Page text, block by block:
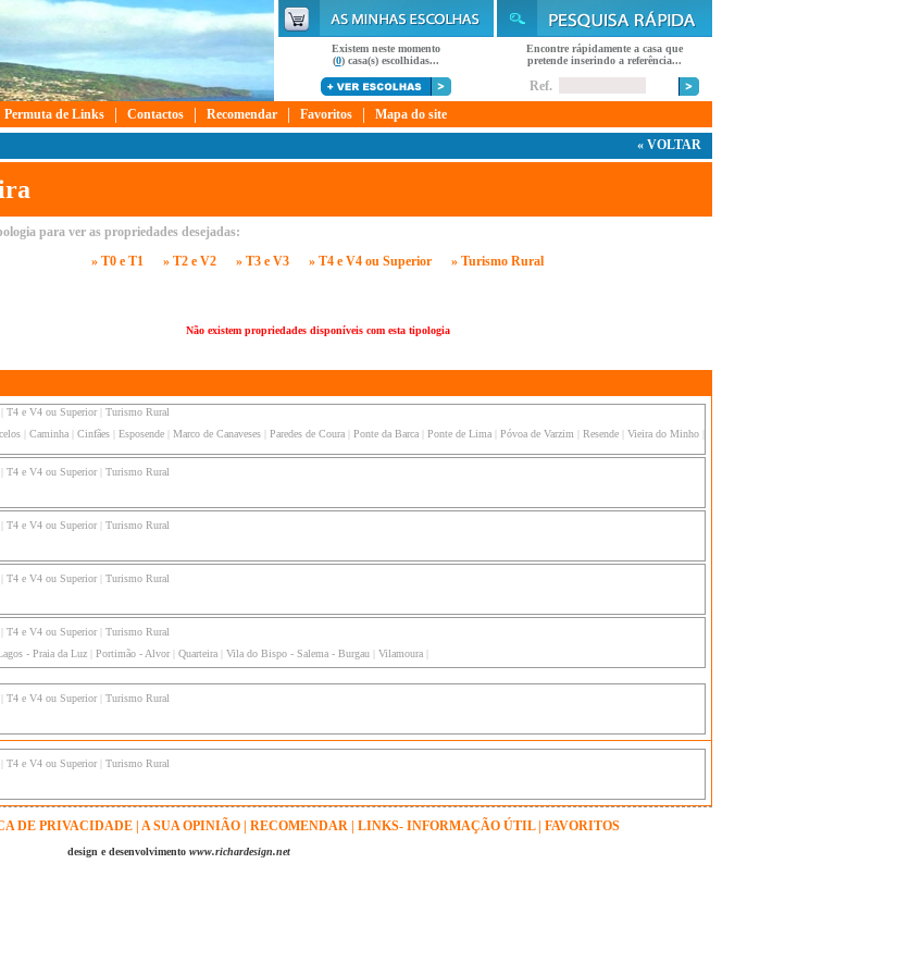
Existem neste momento
(0) casa(s) escolhidas...
Encontre rápidamente a casa que
pretende inserindo a referência...
Ref.
Permuta de Links | Contactos | Recomendar | Favoritos |
Mapa do site
« VOLTAR
para ver as propriedades desejadas:
» T0 e T1
» T2 e V2 » T3 e V3 » T4 e V4 ou Superior
» Turismo Rural
Não existem propriedades disponíveis com esta tipologia
T4 e V4 ou Superior| Turismo Rural
Caminha Cinfães Esposende Marco de Canaveses Paredes de Coura Ponte da Barca Ponte de Lima Póvoa de Varzim Resende Vieira do Minho
T4 e V4 ou Superior| Turismo Rural
T4 e V4 ou Superior| Turismo Rural
T4 e V4 ou Superior| Turismo Rural
T4 e V4 ou Superior| Turismo Rural
- Praia da Luz Portimão - Alvor| Quarteira Vila do Bispo - Salema - Burgau Vilamoura
T4 e V4 ou Superior| Turismo Rural
T4 e V4 ou Superior| Turismo Rural
DE PRIVACIDADE| A SUA OPINIÃO| RECOMENDAR| LINKS- INFORMAÇÃO ÚTIL| FAVORITOS
design e desenvolvimento www.richardesign.net